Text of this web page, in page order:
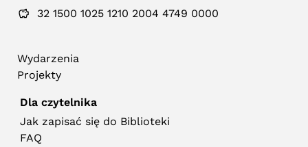
32 1500 1025 1210 2004 4749 0000
Wydarzenia
Projekty
Dla czytelnika
Jak zapisać się do Biblioteki
FAQ